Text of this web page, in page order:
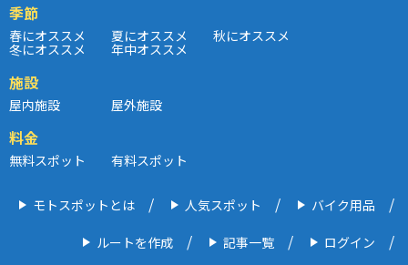
季節
春にオススメ 夏にオススメ 秋にオススメ
冬にオススメ 年中オススメ
施設
屋内施設 屋外施設
料金
無料スポット 有料スポット
モトスポットとは 人気スポット バイク用品
ルートを作成 記事一覧 ログイン